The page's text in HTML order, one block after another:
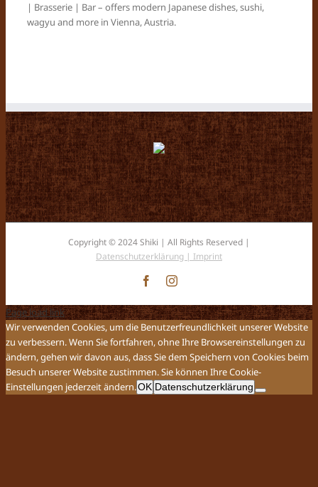
| Brasserie | Bar – offers modern Japanese dishes, sushi,
wagyu and more in Vienna, Austria.
Copyright © 2024 Shiki | All Rights Reserved |
Datenschutzerklärung | Imprint
FacebookInstagram
Page load link
Wir verwenden Cookies, um die Benutzerfreundlichkeit unserer Website
zu verbessern. Wenn Sie fortfahren, ohne Ihre Browsereinstellungen zu
ändern, gehen wir davon aus, dass Sie dem Speichern von Cookies beim
Besuch unserer Website zustimmen. Sie können Ihre Cookie-
Einstellungen jederzeit ändern.OK Datenschutzerklärung